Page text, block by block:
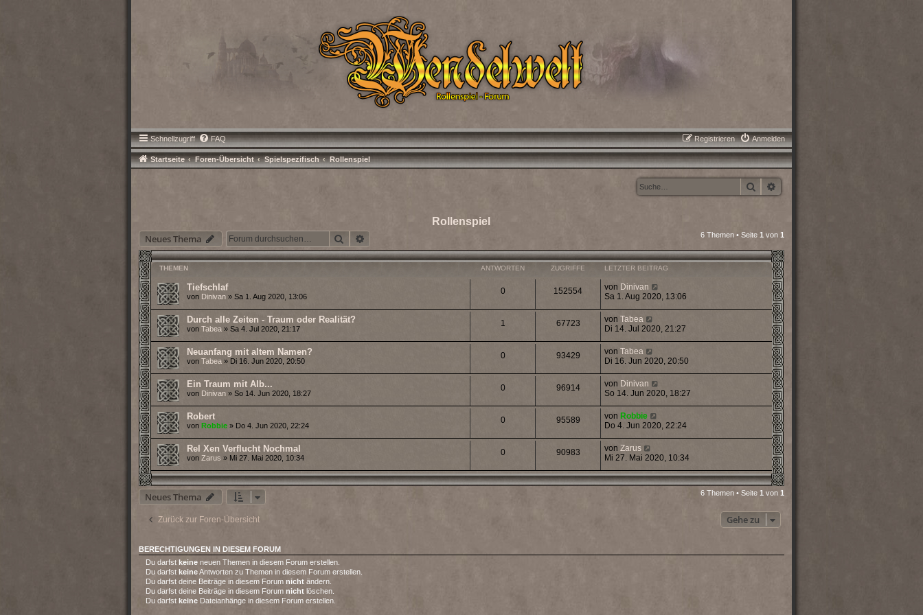
Schnellzugriff FAQ Anmelden
Registrieren
Startseite Foren-Übersicht Spielspezifisch Rollenspiel
Suche
Rollenspiel
Neues Thema Suche 6 Themen • Seite1 von1
THEMEN ANTWORTEN ZUGRIFFE LETZTER BEITRAG
Tiefschlaf
von Dinivan» Sa 1. Aug 2020, 13:06
0 152554 von Dinivan
Sa 1. Aug 2020, 13:06
Durch alle Zeiten - Traum oder Realität?
von Tabea» Sa 4. Jul 2020, 21:17
1 67723 vonTabea
Di 14. Jul 2020, 21:27
Neuanfang mit altem Namen?
von Tabea» Di 16. Jun 2020, 20:50
0 93429 vonTabea
Di 16. Jun 2020, 20:50
Ein Traum mit Alb...
von Dinivan» So 14. Jun 2020, 18:27
0 96914 von Dinivan
So 14. Jun 2020, 18:27
Robert
von Robbie» Do 4. Jun 2020, 22:24
0 95589 von Robbie
Do 4. Jun 2020, 22:24
Rel Xen Verflucht Nochmal
von Zarus » Mi 27. Mai 2020, 10:34
0 90983 vonZarus
Mi 27. Mai 2020, 10:34
Neues Thema 6 Themen • Seite1 von1
Zurück zur Foren-Übersicht Gehe zu
BERECHTIGUNGEN IN DIESEM FORUM
Du darfst keineneuen Themen in diesem Forum erstellen.
Du darfst keineAntworten zu Themen in diesem Forum erstellen.
Du darfst deine Beiträge in diesem Forum nichtändern.
Du darfst deine Beiträge in diesem Forum nichtlöschen.
Du darfst keineDateianhänge in diesem Forum erstellen.